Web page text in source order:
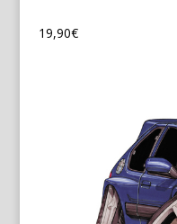
19,90€